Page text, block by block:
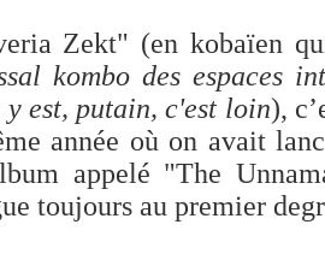
Zekt" (en kobaïen
kombo des espaces
y est, putain, c'est loin),
année où on avait
appelé "The
toujours au premier